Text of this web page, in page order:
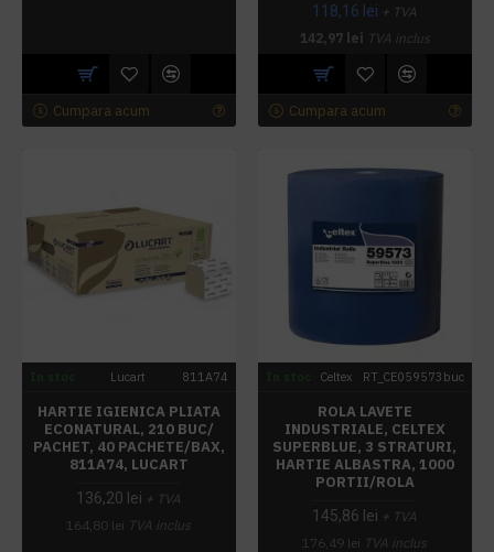
Cumpara acum
118,16 lei + TVA
142,97 lei TVA inclus
Cumpara acum
Lucart 811A74
HARTIE IGIENICA PLIATA
ECONATURAL, 210 BUC/
PACHET, 40 PACHETE/BAX,
811A74, LUCART
136,20 lei + TVA
164,80 lei TVA inclus
Celtex RT_CE059573buc
ROLA LAVETE
INDUSTRIALE, CELTEX
SUPERBLUE, 3 STRATURI,
HARTIE ALBASTRA, 1000
PORTII/ROLA
145,86 lei + TVA
176,49 lei TVA inclus